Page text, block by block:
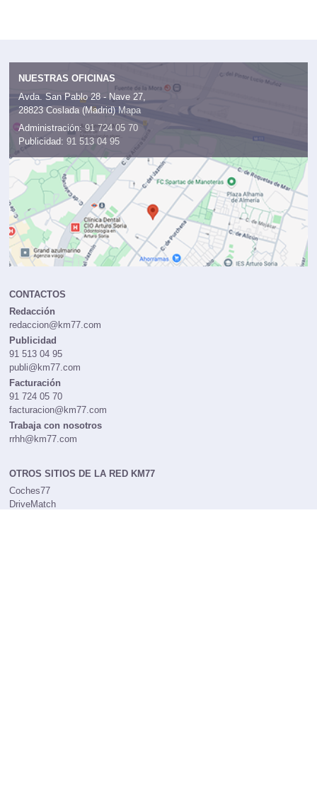
NUESTRAS OFICINAS
Avda. San Pablo 28 - Nave 27,
28823 Coslada (Madrid) Mapa
Administración: 91 724 05 70
Publicidad: 91 513 04 95
CONTACTOS
Redacción
redaccion@km77.com
Publicidad
91 513 04 95
publi@km77.com
Facturación
91 724 05 70
facturacion@km77.com
Trabaja con nosotros
rrhh@km77.com
OTROS SITIOS DE LA RED KM77
Coches77
DriveMatch